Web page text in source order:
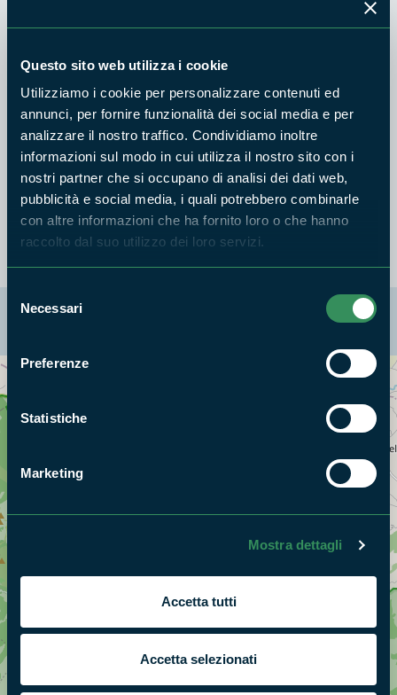
Questo sito web utilizza i cookie
Utilizziamo i cookie per personalizzare contenuti ed
annunci, per fornire funzionalità dei social media e per
analizzare il nostro traffico. Condividiamo inoltre
informazioni sul modo in cui utilizza il nostro sito con i
nostri partner che si occupano di analisi dei dati web,
pubblicità e social media, i quali potrebbero combinarle
con altre informazioni che ha fornito loro o che hanno
raccolto dal suo utilizzo dei loro servizi.
delNecessari
Preferenze
Statistiche
Marketing
Mostra dettagli
Accetta tutti
Accetta selezionati
successivamente vengono posti nell'aceto prodotto da vino
vetro.
La pratica della conservazione sotto aceto costituisce una
tipica metodologia di conservazione familiare che è stata
ripresa e adottata a livello industriale. Queste preparazioni
vengono effettuate da lungo tempo nella zona, come risulta
da testimonianze ultratrentennali.
La mappa di Parchilazio.it